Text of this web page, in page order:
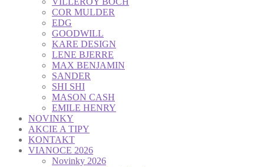
COR MULDER
EDG
GOODWILL
KARE DESIGN
LENE BJERRE
MAX BENJAMIN
SANDER
SHI SHI
MASON CASH
EMILE HENRY
NOVINKY
AKCIE A TIPY
KONTAKT
VIANOCE 2026
Novinky 2026